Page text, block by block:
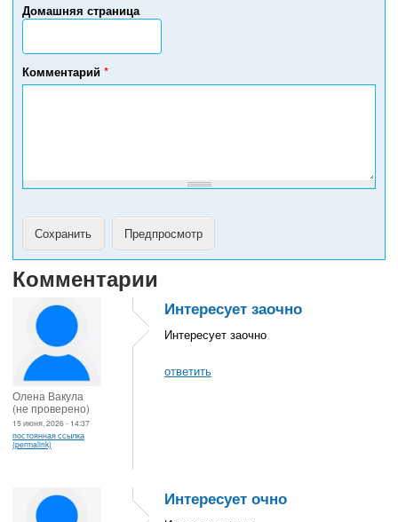
Домашняя страница
т
л
е
ф
Комментарий *
Комментарии
Олена Вакула
(не проверено)
15 июня, 2026 - 14:37
постоянная ссылка
(permalink)
Интересует заочно
Интересует заочно
ответить
Интересует очно